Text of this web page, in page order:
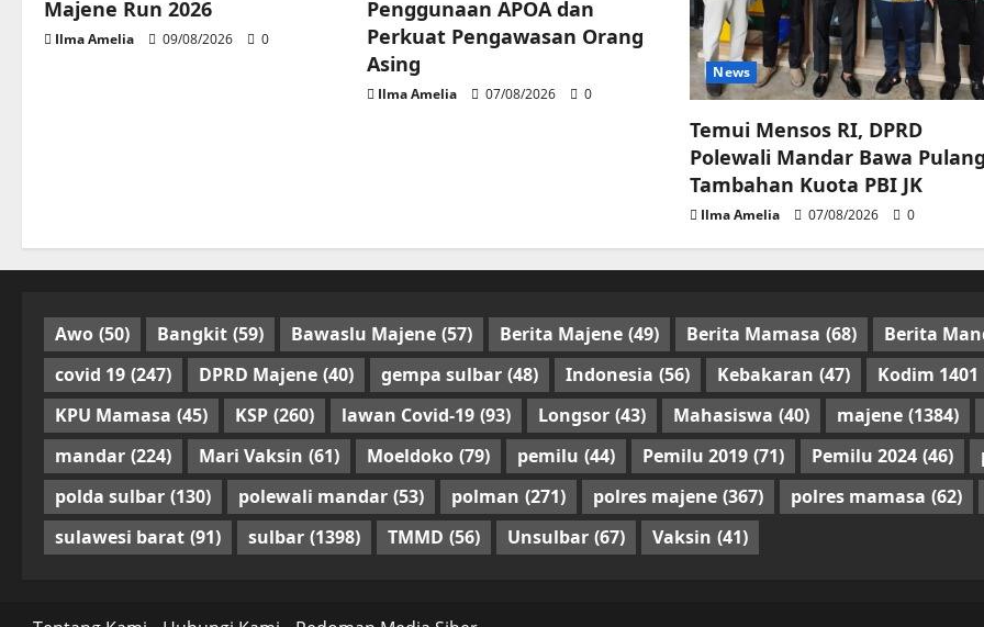
Majene Run 2026
Ilma Amelia 09/08/2026 0
Penggunaan APOA dan
Perkuat Pengawasan Orang
Asing
Ilma Amelia 07/08/2026 0
News
Temui Mensos RI, DPRD
Polewali Mandar Bawa
Tambahan Kuota PBI JK
Ilma Amelia 07/08/2026 0
Awo (50) Bangkit (59) Bawaslu Majene (57) Berita Majene (49) Berita Mamasa (68)
Berita
covid 19 (247) DPRD Majene (40) gempa sulbar (48) Indonesia (56) Kebakaran (47)
Kodim
KPU Mamasa (45) KSP (260) lawan Covid-19 (93) Longsor (43) Mahasiswa (40) majene (1384)
mandar (224) Mari Vaksin (61) Moeldoko (79) pemilu (44) Pemilu 2019 (71) Pemilu 2024 (46)
polda sulbar (130) polewali mandar (53) polman (271) polres majene (367) polres mamasa (62)
sulawesi barat (91) sulbar (1398) TMMD (56) Unsulbar (67) Vaksin (41)